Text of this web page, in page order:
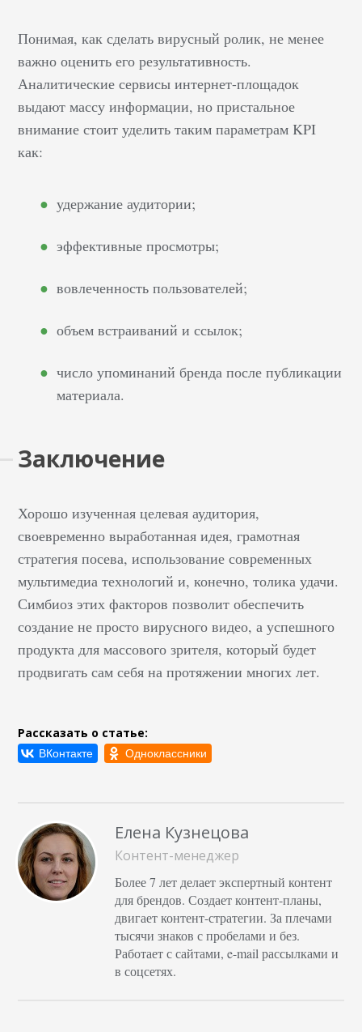
Понимая, как сделать вирусный ролик, не менее
важно оценить его результативность.
Аналитические сервисы интернет-площадок
выдают массу информации, но пристальное
внимание стоит уделить таким параметрам KPI
как:
удержание аудитории;
эффективные просмотры;
вовлеченность пользователей;
объем встраиваний и ссылок;
число упоминаний бренда после публикации
материала.
Заключение
Хорошо изученная целевая аудитория,
своевременно выработанная идея, грамотная
стратегия посева, использование современных
мультимедиа технологий и, конечно, толика удачи.
Симбиоз этих факторов позволит обеспечить
создание не просто вирусного видео, а успешного
продукта для массового зрителя, который будет
продвигать сам себя на протяжении многих лет.
Рассказать о статье:
Елена Кузнецова
Контент-менеджер
Более 7 лет делает экспертный контент
для брендов. Создает контент-планы,
двигает контент-стратегии. За плечами
тысячи знаков с пробелами и без.
Работает с сайтами, e-mail рассылками и
в соцсетях.